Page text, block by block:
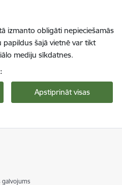
izmanto obligāti nepieciešamās
šajā vietnē var tikt
mediju sīkdatnes.
Apstiprināt visas
galvojums